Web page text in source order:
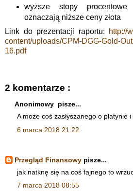
wyższe stopy
oznaczają niższe ceny złota
Link do prezentacji raportu:
http://
content/uploads/CPM-DGG-Gold-
16.pdf
2 komentarze :
Anonimowy pisze...
A może coś zasłyszanego o platynie
6 marca 2018 21:22
Przegląd Finansowy pisze...
jak natknę się na coś fajnego to
7 marca 2018 08:55